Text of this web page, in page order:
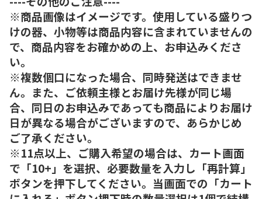
※商品画像はイメージです。使用している盛りつ
けの器、小物等は商品内容に含まれていませんの
で、商品内容をお確かめの上、お申込みくださ
い。
※複数個口になった場合、同時発送はできませ
ん。また、ご依頼主様とお届け先様が同じ場
合、同日のお申込みであっても商品によりお届け
日が異なる場合がございますので、あらかじめ
ご了承ください。
※11点以上、ご購入希望の場合は、カート画面
で「10+」を選択、必要数量を入力し「再計算」
ボタンを押下してください。当画面での「カート